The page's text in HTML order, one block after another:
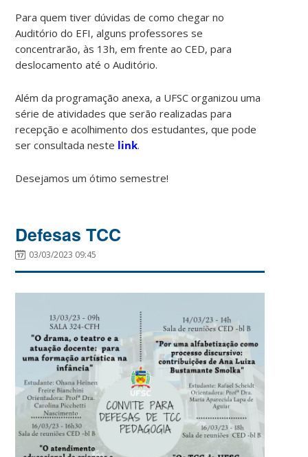
Para quem tiver dúvidas de como chegar no
Auditório do EFI, alguns professores se
concentrarão, às 13h, em frente ao CED, para
deslocamento até o Auditório.
Além da programação anexa, a UFSC organizou uma
série de atividades que serão realizadas para
recepção e acolhimento dos estudantes, que pode
ser consultada neste link.
Desejamos um ótimo semestre!
Defesas TCC
03/03/2023 09:45